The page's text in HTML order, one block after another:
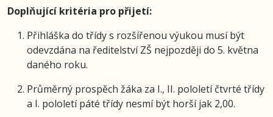
Doplňující kritéria pro přijetí:
Přihláška do třídy s rozšířenou výukou musí být
odevzdána na ředitelství ZŠ nejpozději do 5. května
daného roku.
Průměrný prospěch žáka za I., II. pololetí čtvrté třídy
a I. pololetí páté třídy nesmí být horší jak 2,00.